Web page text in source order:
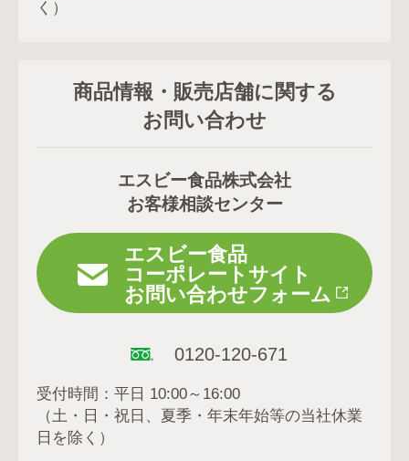
く）
商品情報・販売店舗に関する
お問い合わせ
エスビー食品株式会社
お客様相談センター
エスビー食品
コーポレートサイト
お問い合わせフォーム
0120-120-671
受付時間：平日 10:00～16:00
（土・日・祝日、夏季・年末年始等の当社休業
日を除く）